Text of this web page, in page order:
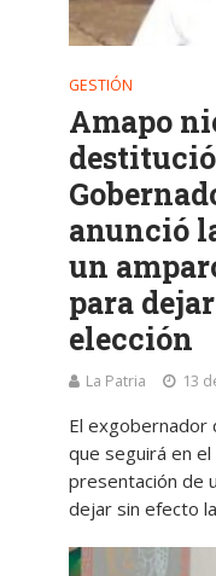
GESTIÓN
Amapo
anunció
un
para
elección
La Patria 13
El exgobernador
que seguirá en el
presentación de
dejar sin efecto